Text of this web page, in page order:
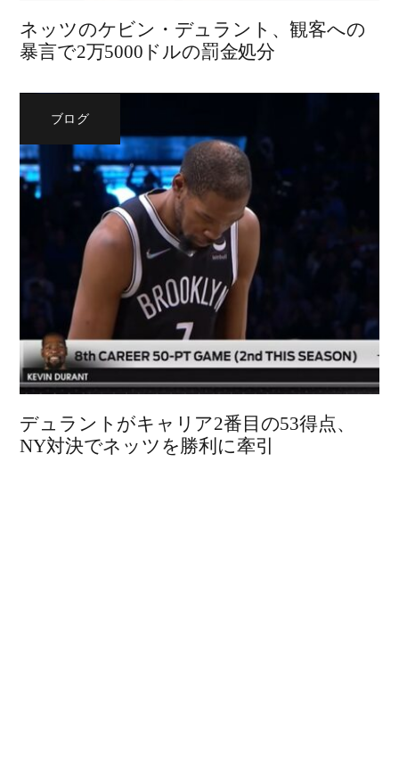
ネッツのケビン・デュラント、観客への
暴言で2万5000ドルの罰金処分
ブログ
デュラントがキャリア2番目の53得点、
NY対決でネッツを勝利に牽引